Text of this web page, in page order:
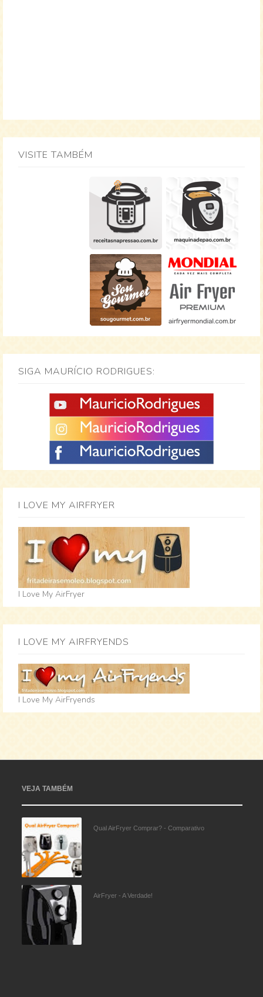
VISITE TAMBÉM
SIGA MAURÍCIO RODRIGUES:
I LOVE MY AIRFRYER
I Love My AirFryer
I LOVE MY AIRFRYENDS
I Love My AirFryends
VEJA TAMBÉM
Qual AirFryer Comprar? - Comparativo
AirFryer - A Verdade!